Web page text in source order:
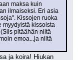
maksa kuin
ilmaiseksi. Eri asia
Kissojen ruoka
myydyistä kissoista
pitäähän niitä
emoa...ja niitä